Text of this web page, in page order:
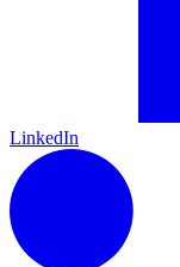
LinkedIn